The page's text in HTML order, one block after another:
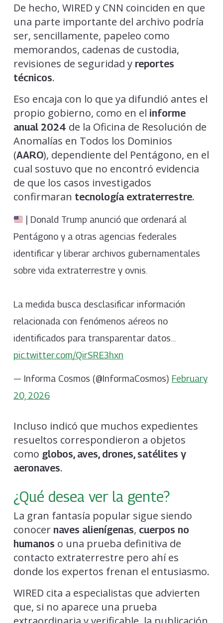
De hecho, WIRED y CNN coinciden en que
una parte importante del archivo podría
ser, sencillamente, papeleo como
memorandos, cadenas de custodia,
revisiones de seguridad y reportes
técnicos.
Eso encaja con lo que ya difundió antes el
propio gobierno, como en el informe
anual 2024 de la Oficina de Resolución de
Anomalías en Todos los Dominios
(AARO), dependiente del Pentágono, en el
cual sostuvo que no encontró evidencia
de que los casos investigados
confirmaran tecnología extraterrestre.
| Donald Trump anunció que ordenará al
Pentágono y a otras agencias federales
identificar y liberar archivos gubernamentales
sobre vida extraterrestre y ovnis.
La medida busca desclasificar información
relacionada con fenómenos aéreos no
identificados para transparentar datos…
pic.twitter.com/QirSRE3hxn
— Informa Cosmos (@InformaCosmos) February
20, 2026
Incluso indicó que muchos expedientes
resueltos correspondieron a objetos
como globos, aves, drones, satélites y
aeronaves.
¿Qué desea ver la gente?
La gran fantasía popular sigue siendo
conocer naves alienígenas, cuerpos no
humanos o una prueba definitiva de
contacto extraterrestre pero ahí es
donde los expertos frenan el entusiasmo.
WIRED cita a especialistas que advierten
que, si no aparece una prueba